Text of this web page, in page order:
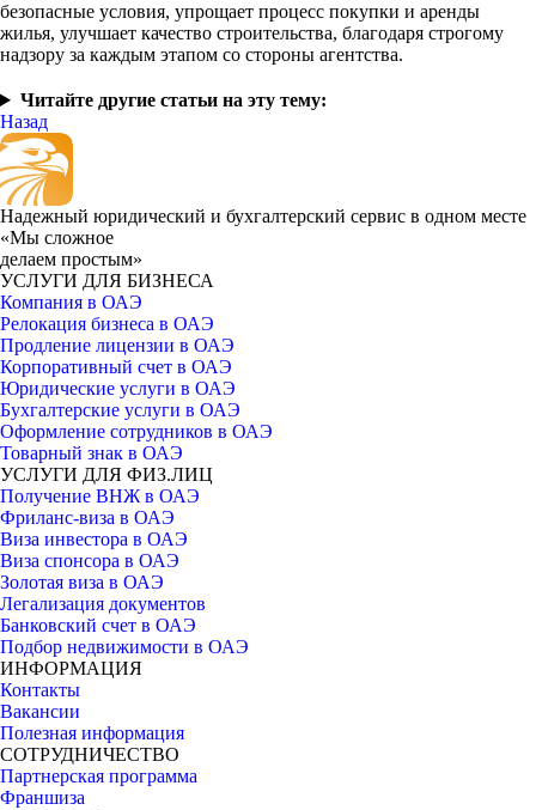
безопасные условия, упрощает процесс покупки и аренды
жилья, улучшает качество строительства, благодаря строгому
надзору за каждым этапом со стороны агентства.
Читайте другие статьи на эту тему:
Назад
Надежный юридический и бухгалтерский сервис в одном месте
«Мы сложное
делаем простым»
УСЛУГИ ДЛЯ БИЗНЕСА
Компания в ОАЭ
Релокация бизнеса в ОАЭ
Продление лицензии в ОАЭ
Корпоративный счет в ОАЭ
Юридические услуги в ОАЭ
Бухгалтерские услуги в ОАЭ
Оформление сотрудников в ОАЭ
Товарный знак в ОАЭ
УСЛУГИ ДЛЯ ФИЗ.ЛИЦ
Получение ВНЖ в ОАЭ
Фриланс-виза в ОАЭ
Виза инвестора в ОАЭ
Виза спонсора в ОАЭ
Золотая виза в ОАЭ
Легализация документов
Банковский счет в ОАЭ
Подбор недвижимости в ОАЭ
ИНФОРМАЦИЯ
Контакты
Вакансии
Полезная информация
СОТРУДНИЧЕСТВО
Партнерская программа
Франшиза